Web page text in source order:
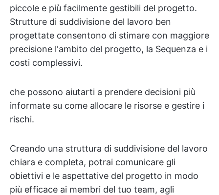
piccole e più facilmente gestibili del progetto.
Strutture di suddivisione del lavoro ben
progettate consentono di stimare con maggiore
precisione l'ambito del progetto, la Sequenza e i
costi complessivi.
che possono aiutarti a prendere decisioni più
informate su come allocare le risorse e gestire i
rischi.
Creando una struttura di suddivisione del lavoro
chiara e completa, potrai comunicare gli
obiettivi e le aspettative del progetto in modo
più efficace ai membri del tuo team, agli